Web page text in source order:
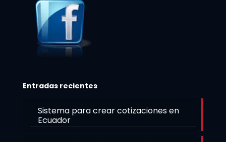
Entradas recientes
Sistema para crear cotizaciones en
Ecuador